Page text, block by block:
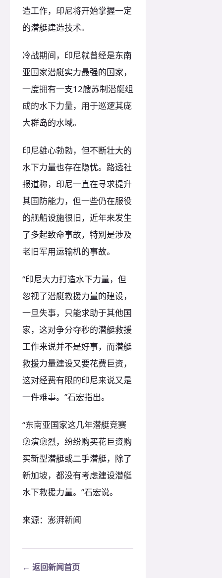
造工作，印尼将开始掌握一定
的潜艇建造技术。
冷战期间，印尼就曾经是东南
亚国家潜艇实力最强的国家，
一度拥有一支12艘苏制潜艇组
成的水下力量，用于巡逻其庞
大群岛的水域。
印尼雄心勃勃，但不断壮大的
水下力量也存在隐忧。路透社
报道称，印尼一直在寻求提升
其国防能力，但一些仍在服役
的舰船设施很旧，近年来发生
了多起致命事故，特别是涉及
老旧军用运输机的事故。
“印尼大力打造水下力量，但
忽视了潜艇救援力量的建设，
一旦失事，只能求助于其他国
家，这对争分夺秒的潜艇救援
工作来说并不是好事，而潜艇
救援力量建设又要花费巨资，
这对经费有限的印尼来说又是
一件难事。”石宏指出。
“东南亚国家这几年潜艇竞赛
愈演愈烈，纷纷购买花巨资购
买新型潜艇或二手潜艇，除了
新加坡，都没有考虑建设潜艇
水下救援力量。”石宏说。
来源：澎湃新闻
← 返回新闻首页